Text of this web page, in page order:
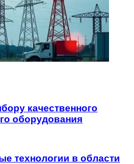
качественного
оборудования
технологии в области